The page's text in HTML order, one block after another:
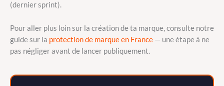
(dernier sprint).
Pour aller plus loin sur la création de ta marque, consulte notre
guide sur la protection de marque en France — une étape à ne
pas négliger avant de lancer publiquement.